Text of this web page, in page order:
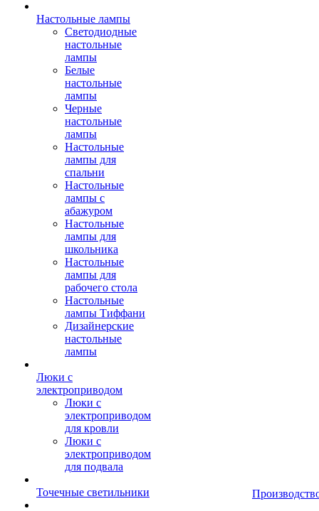
Настольные лампы
Светодиодные
настольные
лампы
Белые
настольные
лампы
Черные
настольные
лампы
Настольные
лампы для
спальни
Настольные
лампы с
абажуром
Настольные
лампы для
школьника
Настольные
лампы для
рабочего стола
Настольные
лампы Тиффани
Дизайнерские
настольные
лампы
Люки с
электроприводом
Люки с
электроприводом
для кровли
Люки с
электроприводом
для подвала
Точечные светильники